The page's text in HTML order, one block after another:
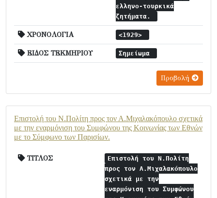
ελληνο-τουρκικά
ζητήματα.
ΧΡΟΝΟΛΟΓΙΑ <1929>
ΕΙΔΟΣ ΤΕΚΜΗΡΙΟΥ Σημείωμα
Προβολή
Επιστολή του Ν.Πολίτη προς τον Α.Μιχαλακόπουλο σχετικά
με την εναρμόνιση του Συμφώνου της Κοινωνίας των Εθνών
με το Σύμφωνο των Παρισίων.
ΤΙΤΛΟΣ
Επιστολή του Ν.Πολίτη
προς τον Α.Μιχαλακόπουλο
σχετικά με την
εναρμόνιση του Συμφώνου